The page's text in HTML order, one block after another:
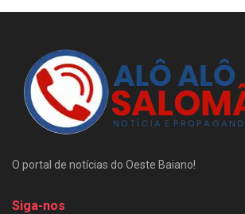
O portal de notícias do Oeste Baiano!
Siga-nos